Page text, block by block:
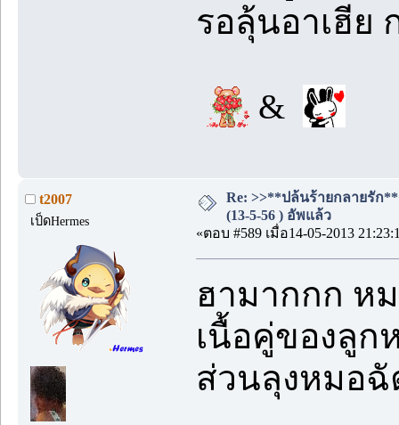
รอลุ้นอาเฮีย
&
t2007
เป็ดHermes
Re: >>**ปล้นร้ายกลายรัก
(13-5-56 ) อัพแล้ว
«ตอบ #589 เมื่อ14-05-2013
ฮามากกก ห
เนื้อคู่ของลูก
ส่วนลุงหมอฉั